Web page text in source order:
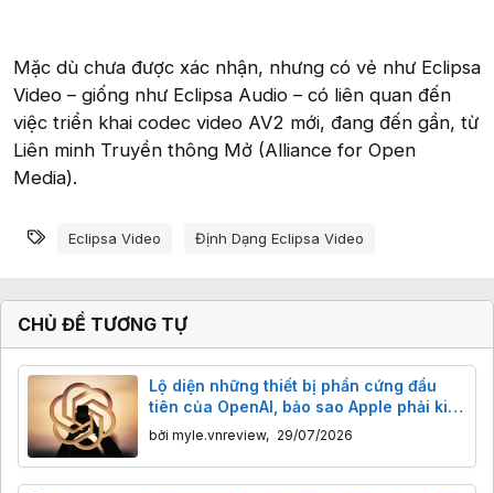
Mặc dù chưa được xác nhận, nhưng có vẻ như Eclipsa
Video – giống như Eclipsa Audio – có liên quan đến
việc triển khai codec video AV2 mới, đang đến gần, từ
Liên minh Truyền thông Mở (Alliance for Open
Media).
Từ khóa
Eclipsa Video Định Dạng Eclipsa Video
CHỦ ĐỀ TƯƠNG TỰ
Lộ diện những thiết bị phần cứng đầu
tiên của OpenAI, bảo sao Apple phải kiện
gấp
bởi myle.vnreview, 29/07/2026